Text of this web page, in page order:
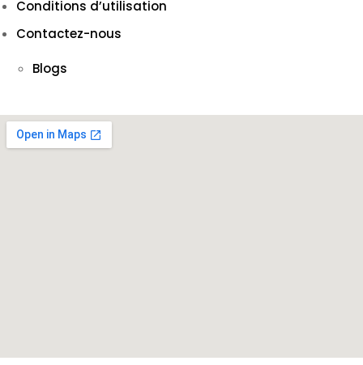
Conditions d’utilisation
Contactez-nous
Blogs